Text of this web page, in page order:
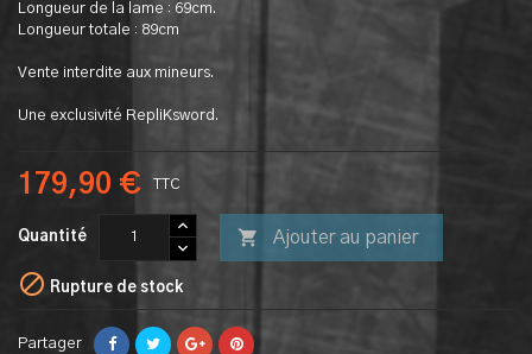
Longueur de la lame : 69cm.
Longueur totale : 89cm
Vente interdite aux mineurs.
Une exclusivité RepliKsword.
179,90 € TTC
Quantité  Ajouter au panier
 Rupture de stock
Partager